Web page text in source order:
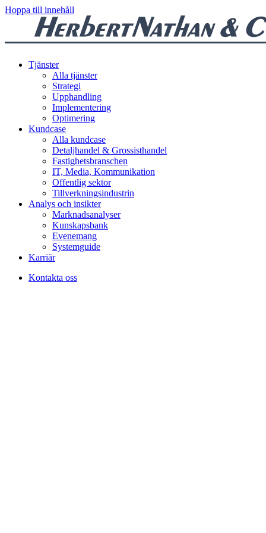
Hoppa till innehåll
Tjänster
Alla tjänster
Strategi
Upphandling
Implementering
Optimering
Kundcase
Alla kundcase
Detaljhandel & Grossisthandel
Fastighetsbranschen
IT, Media, Kommunikation
Offentlig sektor
Tillverkningsindustrin
Analys och insikter
Marknadsanalyser
Kunskapsbank
Evenemang
Systemguide
Karriär
Kontakta oss